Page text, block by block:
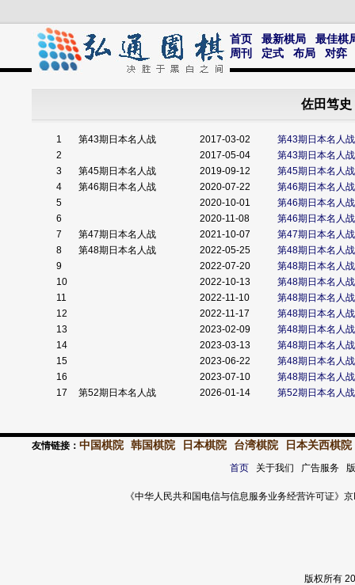
首页 最新棋局
最佳棋
周刊
定式 布局 对弈
佐田笃史
1 第43期日本名人战 2017-03-02
第43期日本名人
2
2017-05-04
第43期日本名人
3
第45期日本名人战 2019-09-12
第45期日本名人
4
第46期日本名人战 2020-07-22
第46期日本名人
5
2020-10-01
第46期日本名人
6
2020-11-08
第46期日本名人
7
第47期日本名人战 2021-10-07
第47期日本名人
8
第48期日本名人战 2022-05-25
第48期日本名人
9
2022-07-20
第48期日本名人
10
2022-10-13
第48期日本名人
11
2022-11-10
第48期日本名人
12
2022-11-17
第48期日本名人
13
2023-02-09
第48期日本名人
14
2023-03-13
第48期日本名人
15
2023-06-22
第48期日本名人
16
2023-07-10
第48期日本名人
17
第52期日本名人战 2026-01-14 第52期日本名人
友情链接： 中国棋院 韩国棋院 日本棋院 台湾棋院 日本关西棋院
首页关于我们 广告服务
《中华人民共和国电信与信息服务业务经营许可证
版权所有